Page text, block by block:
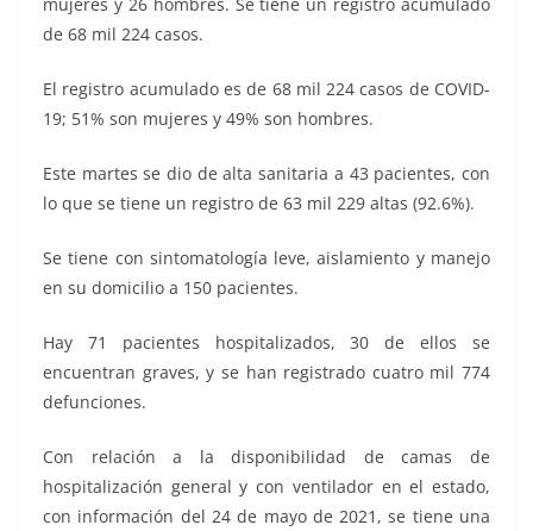
de 68 mil 224 casos.
El registro acumulado es de 68 mil 224 casos de COVID-
19; 51% son mujeres y 49% son hombres.
Este martes se dio de alta sanitaria a 43 pacientes, con
lo que se tiene un registro de 63 mil 229 altas (92.6%).
Se tiene con sintomatología leve, aislamiento y manejo
en su domicilio a 150 pacientes.
Hay 71 pacientes hospitalizados, 30 de ellos se
encuentran graves, y se han registrado cuatro mil 774
defunciones.
Con relación a la disponibilidad de camas de
hospitalización general y con ventilador en el estado,
con información del 24 de mayo de 2021, se tiene una